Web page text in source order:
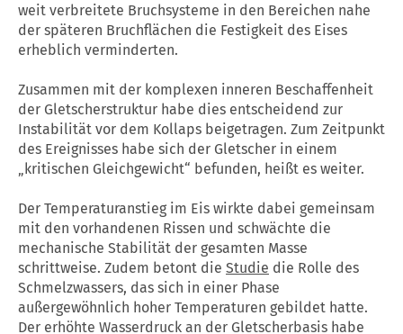
weit verbreitete Bruchsysteme in den Bereichen nahe
der späteren Bruchflächen die Festigkeit des Eises
erheblich verminderten.
Zusammen mit der komplexen inneren Beschaffenheit
der Gletscherstruktur habe dies entscheidend zur
Instabilität vor dem Kollaps beigetragen. Zum Zeitpunkt
des Ereignisses habe sich der Gletscher in einem
„kritischen Gleichgewicht“ befunden, heißt es weiter.
Der Temperaturanstieg im Eis wirkte dabei gemeinsam
mit den vorhandenen Rissen und schwächte die
mechanische Stabilität der gesamten Masse
schrittweise. Zudem betont die Studie die Rolle des
Schmelzwassers, das sich in einer Phase
außergewöhnlich hoher Temperaturen gebildet hatte.
Der erhöhte Wasserdruck an der Gletscherbasis habe